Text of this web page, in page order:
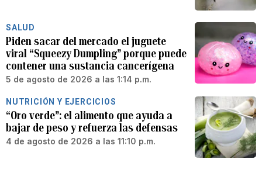
SALUD
Piden sacar del mercado el juguete
viral “Squeezy Dumpling” porque puede
contener una sustancia cancerígena
5 de agosto de 2026 a las 1:14 p.m.
NUTRICIÓN Y EJERCICIOS
“Oro verde”: el alimento que ayuda a
bajar de peso y refuerza las defensas
4 de agosto de 2026 a las 11:10 p.m.